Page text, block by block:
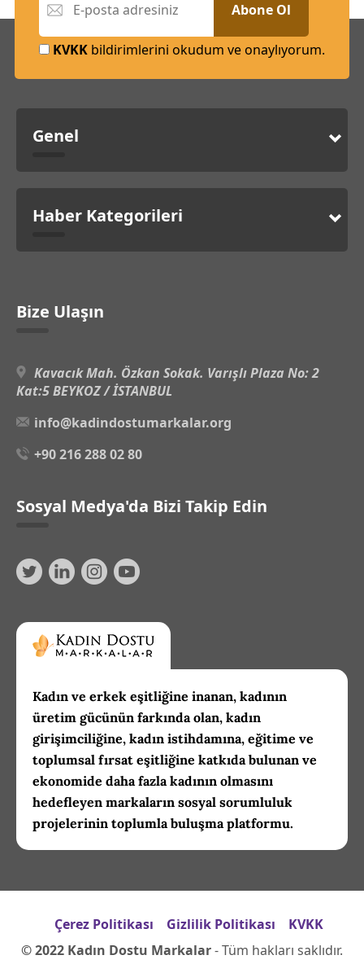
Abone Ol
KVKK bildirimlerini okudum ve onaylıyorum.
Genel
Haber Kategorileri
Bize Ulaşın
Kavacık Mah. Özkan Sokak. Varışlı Plaza No: 2
Kat:5 BEYKOZ / İSTANBUL
info@kadindostumarkalar.org
+90 216 288 02 80
Sosyal Medya'da Bizi Takip Edin
Kadın ve erkek eşitliğine inanan, kadının
üretim gücünün farkında olan, kadın
girişimciliğine, kadın istihdamına, eğitime ve
toplumsal fırsat eşitliğine katkıda bulunan ve
ekonomide daha fazla kadının olmasını
hedefleyen markaların sosyal sorumluluk
projelerinin toplumla buluşma platformu.
Çerez Politikası Gizlilik Politikası
KVKK
© 2022 Kadın Dostu Markalar- Tüm hakları saklıdır.